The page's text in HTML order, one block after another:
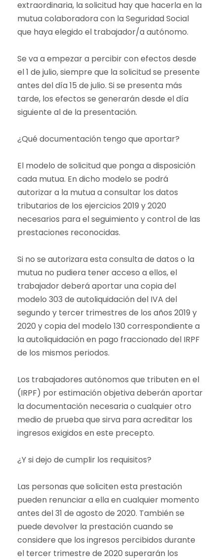
extraordinaria, la solicitud hay que hacerla en la
mutua colaboradora con la Seguridad Social
que haya elegido el trabajador/a autónomo.
Se va a empezar a percibir con efectos desde
el 1 de julio, siempre que la solicitud se presente
antes del día 15 de julio. Si se presenta más
tarde, los efectos se generarán desde el día
siguiente al de la presentación.
¿Qué documentación tengo que aportar?
El modelo de solicitud que ponga a disposición
cada mutua. En dicho modelo se podrá
autorizar a la mutua a consultar los datos
tributarios de los ejercicios 2019 y 2020
necesarios para el seguimiento y control de las
prestaciones reconocidas.
Si no se autorizara esta consulta de datos o la
mutua no pudiera tener acceso a ellos, el
trabajador deberá aportar una copia del
modelo 303 de autoliquidación del IVA del
segundo y tercer trimestres de los años 2019 y
2020 y copia del modelo 130 correspondiente a
la autoliquidación en pago fraccionado del IRPF
de los mismos periodos.
Los trabajadores autónomos que tributen en el
(IRPF) por estimación objetiva deberán aportar
la documentación necesaria o cualquier otro
medio de prueba que sirva para acreditar los
ingresos exigidos en este precepto.
¿Y si dejo de cumplir los requisitos?
Las personas que soliciten esta prestación
pueden renunciar a ella en cualquier momento
antes del 31 de agosto de 2020. También se
puede devolver la prestación cuando se
considere que los ingresos percibidos durante
el tercer trimestre de 2020 superarán los